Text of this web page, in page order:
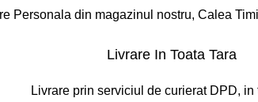
Personala din magazinul nostru, Calea
Livrare In Toata Tara
Livrare prin serviciul de curierat DPD, in